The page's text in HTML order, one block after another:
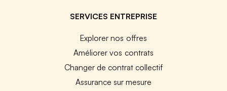
SERVICES ENTREPRISE
Explorer nos offres
Améliorer vos contrats
Changer de contrat collectif
Assurance sur mesure